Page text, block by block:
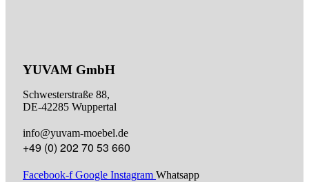
YUVAM GmbH
Schwesterstraße 88,
DE-42285 Wuppertal
info@yuvam-moebel.de
+49 (0) 202 70 53 660
Facebook-f Google Instagram Whatsapp